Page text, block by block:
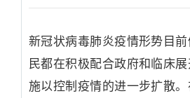
新冠状病毒肺炎疫情形势目
民都在积极配合政府和临床
施以控制疫情的进一步扩散